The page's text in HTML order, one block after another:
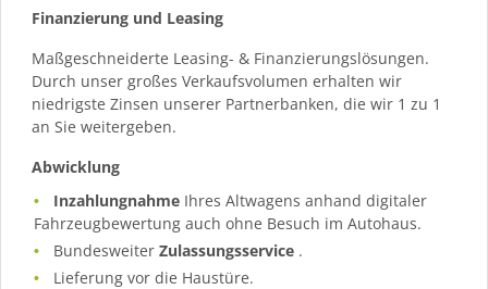
Finanzierung und Leasing
Maßgeschneiderte Leasing- & Finanzierungslösungen.
Durch unser großes Verkaufsvolumen erhalten wir
niedrigste Zinsen unserer Partnerbanken, die wir 1 zu 1
an Sie weitergeben.
Abwicklung
Inzahlungnahme Ihres Altwagens anhand digitaler
Fahrzeugbewertung auch ohne Besuch im Autohaus.
BundesweiterZulassungsservice .
Lieferung vor die Haustüre.